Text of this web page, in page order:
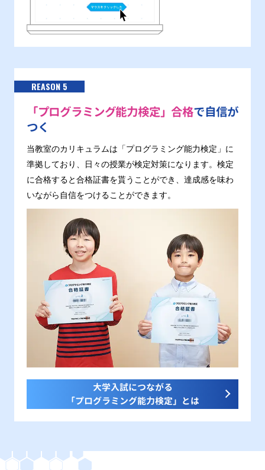
REASON 5
「プログラミング能力検定」合格で自信が
つく
当教室のカリキュラムは「プログラミング能力検定」に
準拠しており、日々の授業が検定対策になります。検定
に合格すると合格証書を貰うことができ、達成感を味わ
いながら自信をつけることができます。
大学入試につながる
「プログラミング能力検定」とは